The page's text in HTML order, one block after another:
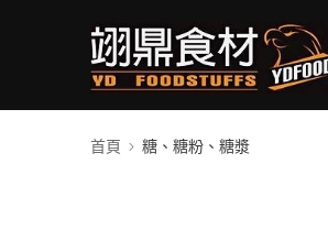
首頁 糖、糖粉、糖漿